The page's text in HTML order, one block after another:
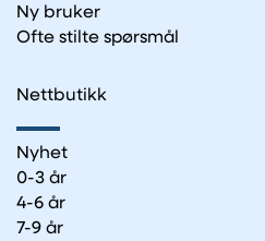
Ny bruker
Ofte stilte spørsmål
Nettbutikk
Nyhet
0-3 år
4-6 år
7-9 år